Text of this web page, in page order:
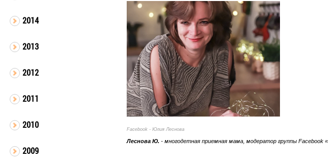
2014
2013
2012
2011
2010
2009
Facebook - Юлия Леснова
Леснова Ю. - многодетная приемная мама, модератор группы